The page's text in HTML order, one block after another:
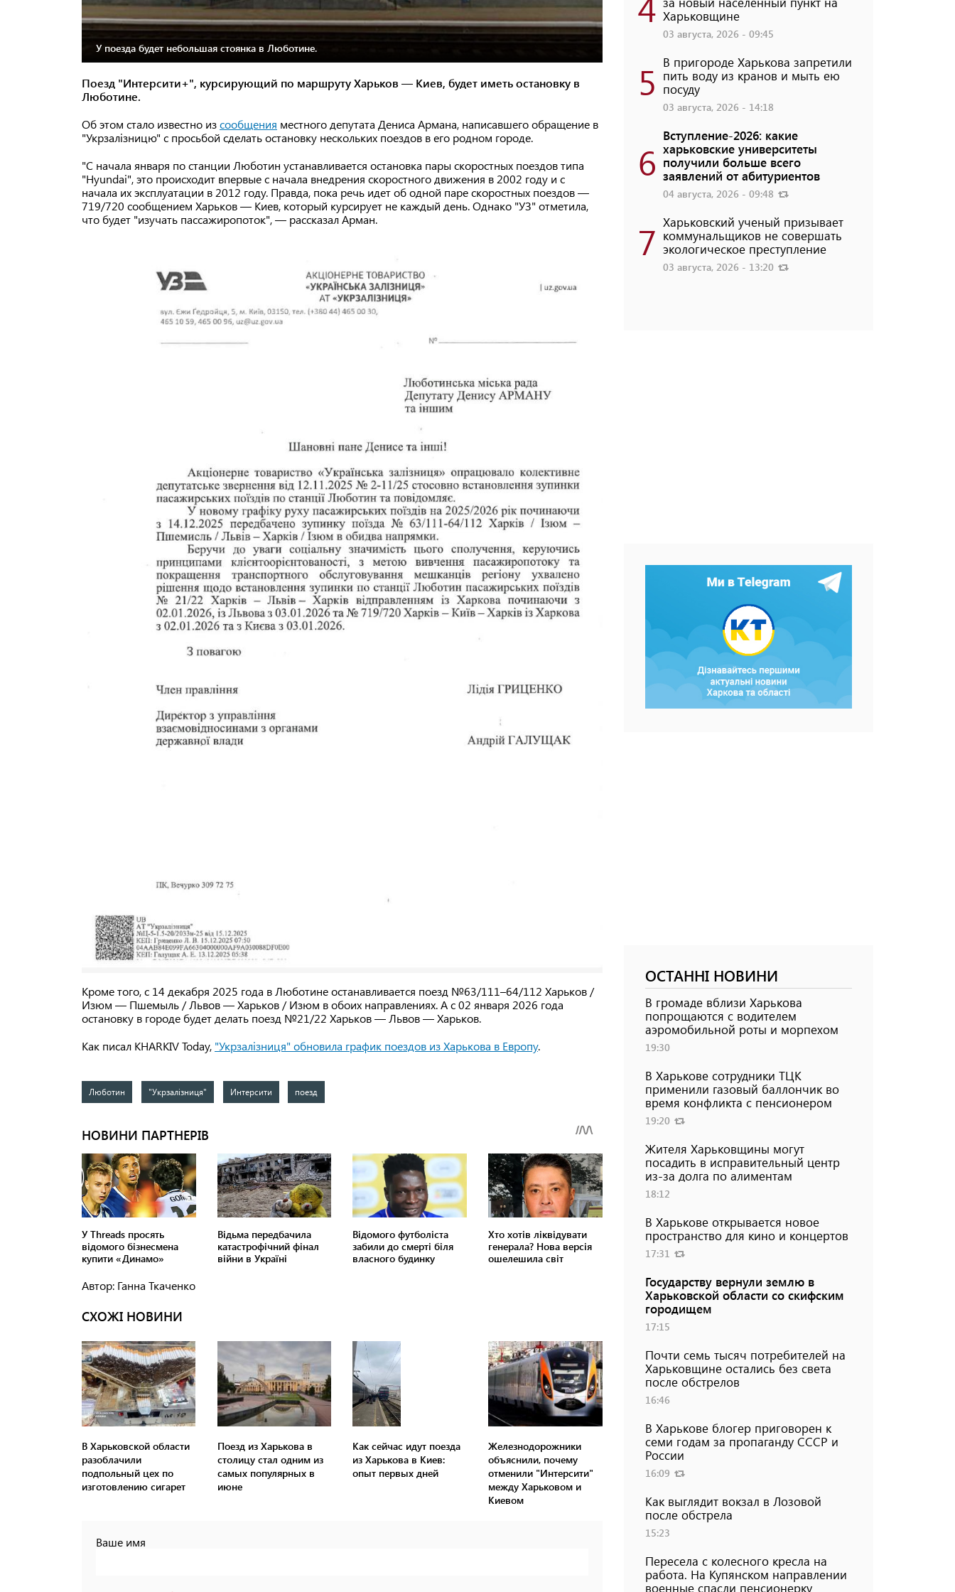
У поезда будет небольшая стоянка в Люботине.
Поезд "Интерсити+", курсирующий по маршруту Харьков — Киев, будет иметь остановку в
Люботине.
Об этом стало известно изсообщения местного депутата Дениса Армана, написавшего обращение в
"Укрзалізницю" с просьбой сделать остановку нескольких поездов в его родном городе.
"С начала января по станции Люботин устанавливается остановка пары скоростных поездов типа
"Hyundai", это происходит впервые с начала внедрения скоростного движения в 2002 году и с
начала их эксплуатации в 2012 году. Правда, пока речь идет об одной паре скоростных поездов —
719/720 сообщением Харьков — Киев, который курсирует не каждый день. Однако "УЗ" отметила,
что будет "изучать пассажиропоток", — рассказал Арман.
Кроме того, с 14 декабря 2025 года в Люботине останавливается поезд №63/111–64/112 Харьков /
Изюм — Пшемыль / Львов — Харьков / Изюм в обоих направлениях. А с 02 января 2026 года
остановку в городе будет делать поезд №21/22 Харьков — Львов — Харьков.
Как писал KHARKIV Today, "Укрзалізниця" обновила график поездов из Харькова в Европу.
Люботин "Укрзалізниця" Интерсити поезд
Автор: Ганна Ткаченко
СХОЖІ НОВИНИ
В Харьковской области
разоблачили
подпольный цех по
изготовлению сигарет
Поезд из Харькова в
столицу стал одним из
самых популярных в
июне
Как сейчас идут поезда
из Харькова в Киев:
опыт первых дней
Железнодорожники
объяснили, почему
отменили "Интерсити"
между Харьковом и
Киевом
Ваше имя
Харьковщине
03 августа, 2026 - 09:45
5 В пригороде Харькова запретили
пить воду из кранов и мыть ею
посуду
03 августа, 2026 - 14:18
6
Вступление-2026: какие
харьковские университеты
получили больше всего
заявлений от абитуриентов
04 августа, 2026 - 09:48
7 Харьковский ученый призывает
коммунальщиков не совершать
экологическое преступление
03 августа, 2026 - 13:20
ОСТАННІ НОВИНИ
В громаде вблизи Харькова
попрощаются с водителем
аэромобильной роты и морпехом
19:30
В Харькове сотрудники ТЦК
применили газовый баллончик во
время конфликта с пенсионером
19:20
Жителя Харьковщины могут
посадить в исправительный центр
из-за долга по алиментам
18:12
В Харькове открывается новое
пространство для кино и концертов
17:31
Государству вернули землю в
Харьковской области со скифским
городищем
17:15
Почти семь тысяч потребителей на
Харьковщине остались без света
после обстрелов
16:46
В Харькове блогер приговорен к
семи годам за пропаганду СССР и
России
16:09
Как выглядит вокзал в Лозовой
после обстрела
15:23
Пересела с колесного кресла на
работа. На Купянском направлении
военные спасли пенсионерку